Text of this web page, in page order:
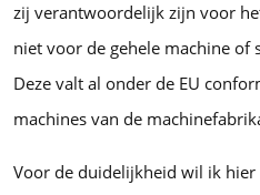
zij verantwoordelijk zijn voor
niet voor de gehele machine of
Deze valt al onder de EU
machines van de
Voor de duidelijkheid wil ik